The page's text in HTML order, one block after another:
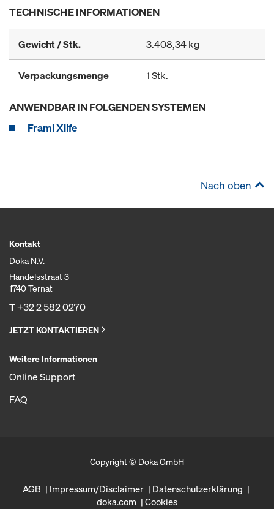
TECHNISCHE INFORMATIONEN
Gewicht / Stk. 3.408,34 kg
Verpackungsmenge 1 Stk.
ANWENDBAR IN FOLGENDEN SYSTEMEN
Frami Xlife
Nach oben
Kontakt
Doka N.V.
Handelsstraat 3
1740 Ternat
T+32 2 582 0270
JETZT KONTAKTIEREN
Weitere Informationen
Online Support
FAQ
Copyright © Doka GmbH
AGB Impressum/Disclaimer
Datenschutzerklärung
doka.com
Cookies